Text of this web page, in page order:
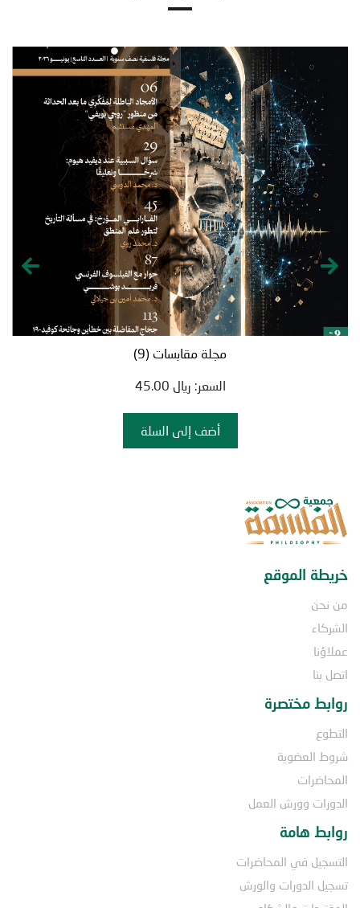
مجلة مقابسات (9)
السعر: ريال 45.00
أضف إلى السلة
خريطة الموقع
من نحن
الشركاء
عملاؤنا
اتصل بنا
روابط مختصرة
التطوع
شروط العضوية
المحاضرات
الدورات وورش العمل
روابط هامة
التسجيل في المحاضرات
تسجيل الدورات والورش